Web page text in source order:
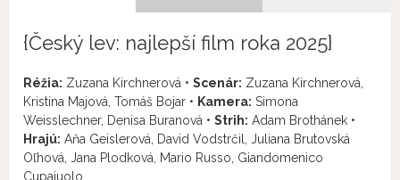
{Český lev: najlepší film roka 2025}
Réžia: Zuzana Kirchnerová • Scenár: Zuzana Kirchnerová,
Kristina Majová, Tomáš Bojar • Kamera: Simona
Weisslechner, Denisa Buranová • Strih: Adam Brothánek •
Hrajú: Aňa Geislerová, David Vodstrčil, Juliana Brutovská
Oľhová, Jana Plodková, Mario Russo, Giandomenico
Cupaiuolo